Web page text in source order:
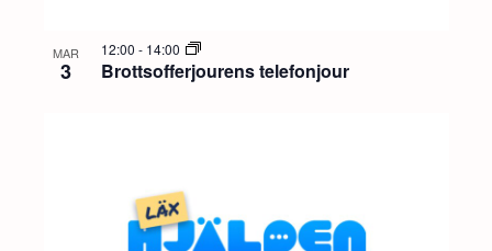
MAR
3 Brottsofferjourens telefonjour
12:00 - 14:00